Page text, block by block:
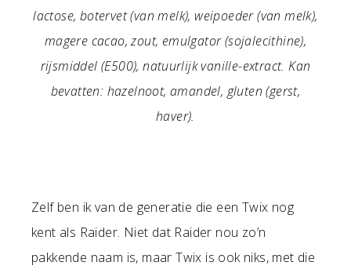
lactose, botervet (van melk), weipoeder (van melk),
magere cacao, zout, emulgator (sojalecithine),
rijsmiddel (E500), natuurlijk vanille-extract. Kan
bevatten: hazelnoot, amandel, gluten (gerst,
haver).
Zelf ben ik van de generatie die een Twix nog
kent als Raider. Niet dat Raider nou zo’n
pakkende naam is, maar Twix is ook niks, met die